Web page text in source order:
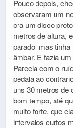
Pouco depois,
observaram um
era um disco
metros de altura,
parado, mas tinha
âmbar. E fazia
Parecia com o
pedala ao
uns 30 metros de
bom tempo, até
muito forte, que
intervalos curtos